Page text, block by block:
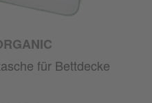
für Bettdecke